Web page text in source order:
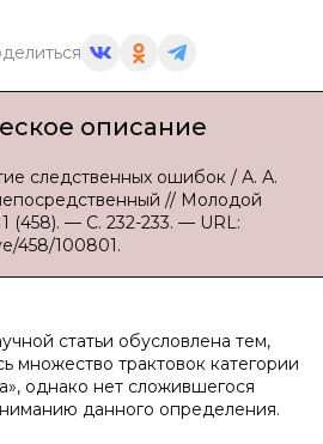
описание
следственных ошибок / А. А.
// Молодой
— С. 232-233. — URL:
458/100801.
статьи обусловлена тем,
множество трактовок категории
однако нет сложившегося
данного определения.